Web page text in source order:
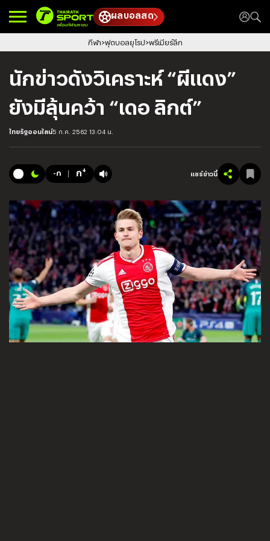
ผลบอลสด
กีฬา ฟุตบอลยุโรป พรีเมียร์ลีก
นักข่าวดังวิเคราะห์ “ผีแดง”
ยังมีลุ้นคว้า “เดอ ลิกต์”
ไทยรัฐออนไลน์5 ก.ค. 2562 13:04 น.
-ก ก+ แชร์ข่าวนี้